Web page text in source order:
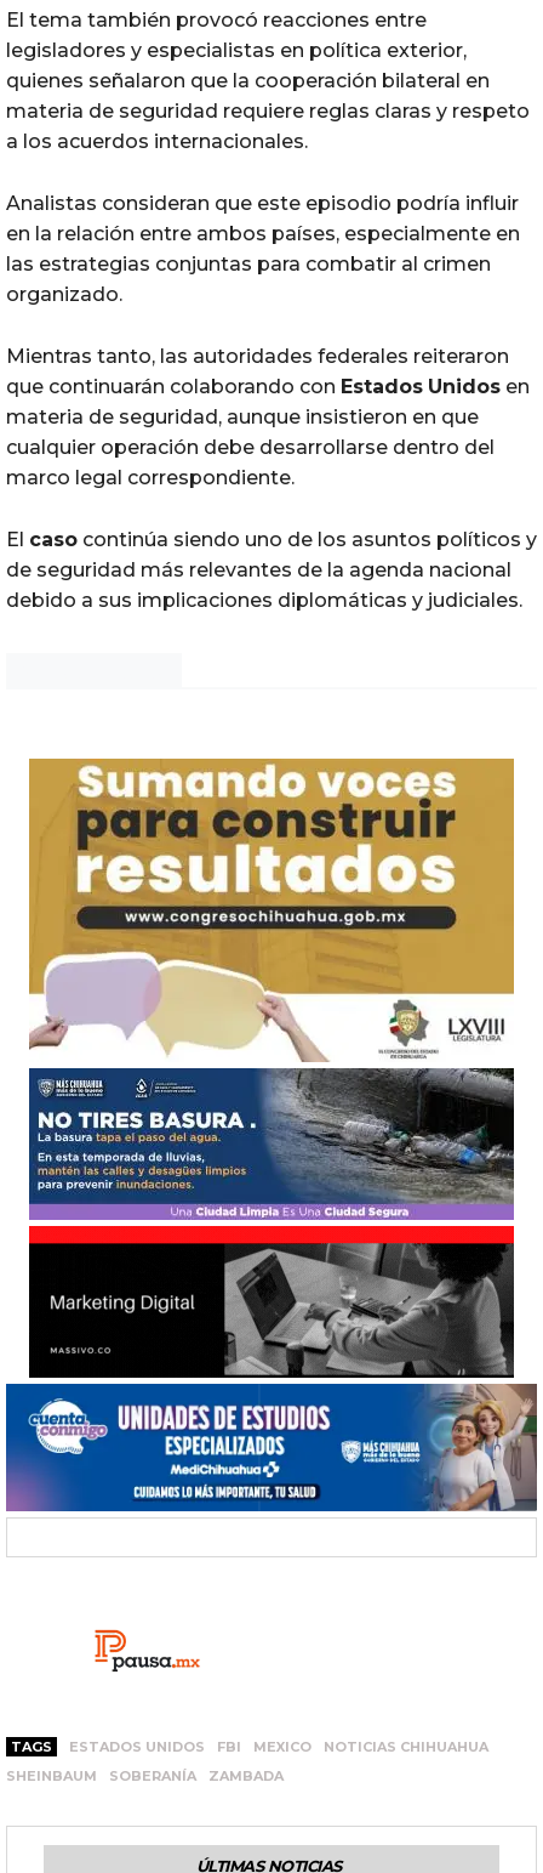
El tema también provocó reacciones entre
legisladores y especialistas en política exterior,
quienes señalaron que la cooperación bilateral en
materia de seguridad requiere reglas claras y respeto
a los acuerdos internacionales.
Analistas consideran que este episodio podría influir
en la relación entre ambos países, especialmente en
las estrategias conjuntas para combatir al crimen
organizado.
Mientras tanto, las autoridades federales reiteraron
que continuarán colaborando con Estados Unidos en
materia de seguridad, aunque insistieron en que
cualquier operación debe desarrollarse dentro del
marco legal correspondiente.
El caso continúa siendo uno de los asuntos políticos y
de seguridad más relevantes de la agenda nacional
debido a sus implicaciones diplomáticas y judiciales.
TAGS ESTADOS UNIDOS FBI MEXICO
NOTICIAS CHIHUAHUA
SHEINBAUM
SOBERANÍA ZAMBADA
ÚLTIMAS NOTICIAS